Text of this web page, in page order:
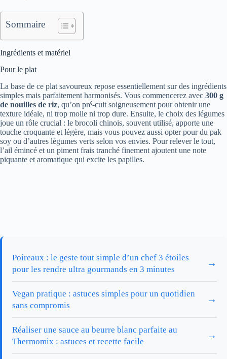
Sommaire
Ingrédients et matériel
Pour le plat
La base de ce plat savoureux repose essentiellement sur des ingrédients
simples mais parfaitement harmonisés. Vous commencerez avec 300 g
de nouilles de riz, qu’on pré-cuit soigneusement pour obtenir une
texture idéale, ni trop molle ni trop dure. Ensuite, le choix des légumes
joue un rôle crucial : le brocoli chinois, souvent utilisé, apporte une
touche croquante et légère, mais vous pouvez aussi opter pour du pak
soy ou d’autres légumes verts selon vos envies. Pour relever le tout,
l’ail émincé et un piment frais tranché finement ajoutent une note
piquante et aromatique qui excite les papilles.
Poireaux : le geste tout simple d’un chef 3 étoiles
pour les rendre ultra gourmands en 3 minutes
→
Vegan pratique : astuces simples pour un quotidien
sans compromis
→
Réaliser une sauce au beurre blanc parfaite au
Thermomix : astuces et recette facile
→